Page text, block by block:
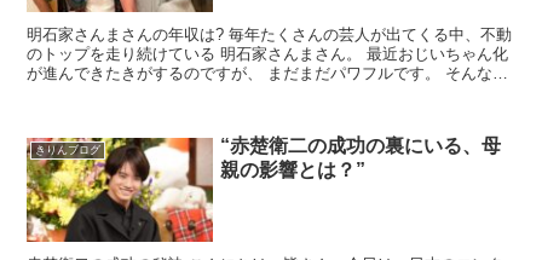
明石家さんまさんの年収は? 毎年たくさんの芸人が出てくる中、不動
のトップを走り続けている 明石家さんまさん。 最近おじいちゃん化
が進んできたきがするのですが、 まだまだパワフルです。 そんな明
きりんブログ
“赤楚衛二の成功の裏にいる、母
親の影響とは？”